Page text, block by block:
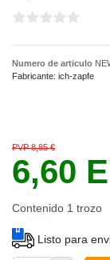
Numero de articulo
Fabricante: ich-zapfe
PVP 8,85 €
6,60
Contenido 1 trozo
Listo para